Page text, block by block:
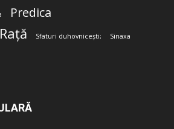
Predica
Sfaturi duhovnicești; Sinaxa